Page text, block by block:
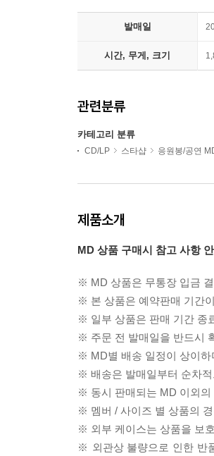
발매일
시간, 무게, 크기
관련분류
카테고리 분류
CD/LP 스타샵 응원봉/공연
제품소개
MD 상품 구매시 참고 사항
※ MD 상품은 무통장 입금
※ 본 상품은 예약판매 기간
※ 일부 상품은 판매 기간 종
※ 주문 전 발매일을 반드시
※ MD별 배송 일정이 상이하
※ 배송은 발매일부터 순차
※ 동시 판매되는 MD 이외의
※ 멤버 / 사이즈 별 상품의
※ 외부 케이스는 상품을 보
※ 외관상 불량으로 인한 반